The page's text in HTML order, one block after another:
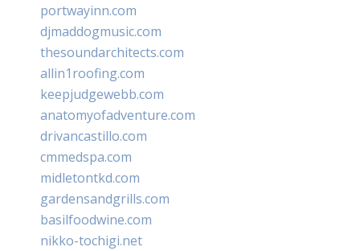
portwayinn.com
djmaddogmusic.com
thesoundarchitects.com
allin1roofing.com
keepjudgewebb.com
anatomyofadventure.com
drivancastillo.com
cmmedspa.com
midletontkd.com
gardensandgrills.com
basilfoodwine.com
nikko-tochigi.net